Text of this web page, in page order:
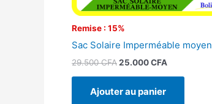
Remise : 15%
Sac Solaire Imperméable moyen
29.500CFA25.000CFA
Ajouter au panier